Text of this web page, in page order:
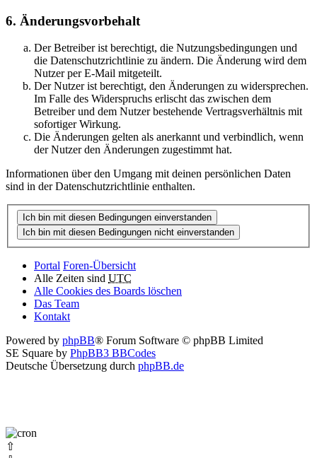
6. Änderungsvorbehalt
Der Betreiber ist berechtigt, die Nutzungsbedingungen und
die Datenschutzrichtlinie zu ändern. Die Änderung wird dem
Nutzer per E-Mail mitgeteilt.
Der Nutzer ist berechtigt, den Änderungen zu widersprechen.
Im Falle des Widerspruchs erlischt das zwischen dem
Betreiber und dem Nutzer bestehende Vertragsverhältnis mit
sofortiger Wirkung.
Die Änderungen gelten als anerkannt und verbindlich, wenn
der Nutzer den Änderungen zugestimmt hat.
Informationen über den Umgang mit deinen persönlichen Daten
sind in der Datenschutzrichtlinie enthalten.
Portal Foren-Übersicht
Alle Zeiten sind UTC
Alle Cookies des Boards löschen
Das Team
Kontakt
Powered by phpBB® Forum Software © phpBB Limited
SE Square by PhpBB3 BBCodes
Deutsche Übersetzung durch phpBB.de
⇧